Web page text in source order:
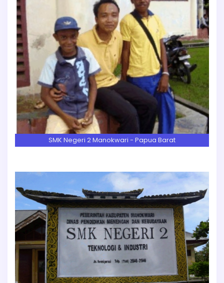
SMK Negeri 2 Manokwari - Papua Barat